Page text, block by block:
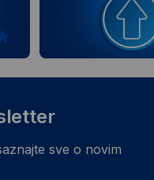
sve o novim